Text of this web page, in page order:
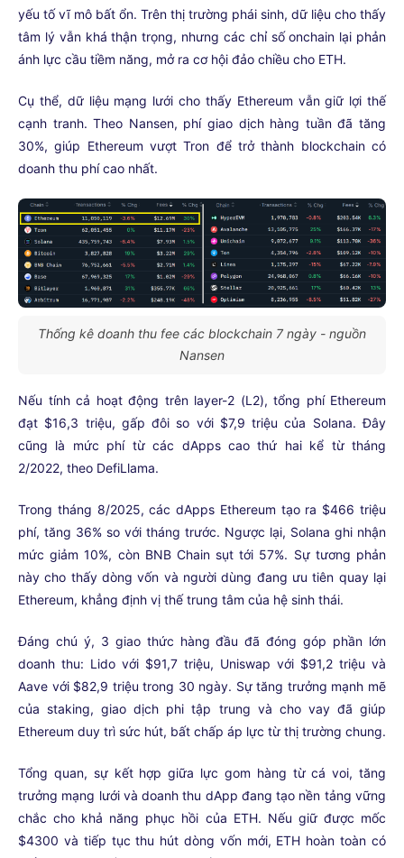
yếu tố vĩ mô bất ổn. Trên thị trường phái sinh, dữ liệu cho thấy
tâm lý vẫn khá thận trọng, nhưng các chỉ số onchain lại phản
ánh lực cầu tiềm năng, mở ra cơ hội đảo chiều cho ETH.
Cụ thể, dữ liệu mạng lưới cho thấy Ethereum vẫn giữ lợi thế
cạnh tranh. Theo Nansen, phí giao dịch hàng tuần đã tăng
30%, giúp Ethereum vượt Tron để trở thành blockchain có
doanh thu phí cao nhất.
Thống kê doanh thu fee các blockchain 7 ngày - nguồn
Nansen
Nếu tính cả hoạt động trên layer-2 (L2), tổng phí Ethereum
đạt $16,3 triệu, gấp đôi so với $7,9 triệu của Solana. Đây
cũng là mức phí từ các dApps cao thứ hai kể từ tháng
2/2022, theo DefiLlama.
Trong tháng 8/2025, các dApps Ethereum tạo ra $466 triệu
phí, tăng 36% so với tháng trước. Ngược lại, Solana ghi nhận
mức giảm 10%, còn BNB Chain sụt tới 57%. Sự tương phản
này cho thấy dòng vốn và người dùng đang ưu tiên quay lại
Ethereum, khẳng định vị thế trung tâm của hệ sinh thái.
Đáng chú ý, 3 giao thức hàng đầu đã đóng góp phần lớn
doanh thu: Lido với $91,7 triệu, Uniswap với $91,2 triệu và
Aave với $82,9 triệu trong 30 ngày. Sự tăng trưởng mạnh mẽ
của staking, giao dịch phi tập trung và cho vay đã giúp
Ethereum duy trì sức hút, bất chấp áp lực từ thị trường chung.
Tổng quan, sự kết hợp giữa lực gom hàng từ cá voi, tăng
trưởng mạng lưới và doanh thu dApp đang tạo nền tảng vững
chắc cho khả năng phục hồi của ETH. Nếu giữ được mốc
$4300 và tiếp tục thu hút dòng vốn mới, ETH hoàn toàn có